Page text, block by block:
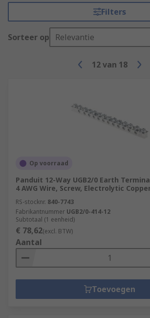
Filters
Sorteer op Relevantie
12 van 18
Op voorraad
Panduit 12-Way UGB2/0 Earth
4 AWG Wire, Screw, Electrolytic
RS-stocknr. 840-7743
Fabrikantnummer UGB2/0-414-12
Subtotaal (1 eenheid)
€ 78,62(excl. BTW)
Aantal
Toevoegen